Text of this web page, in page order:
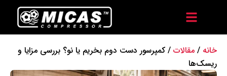
خانه / مقالات / کمپرسور دست دوم بخریم یا نو؟ بررسی مزایا و
ریسک‌ها